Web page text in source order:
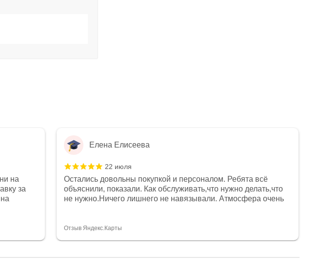
на
за
Елена Елисеева
22 июля
Остались довольны покупкой и персоналом. Ребята всё
объяснили, показали. Как обслуживать,что нужно делать,что
не нужно.Ничего лишнего не навязывали. Атмосфера очень
огромное спасибо Дмитрию, за клиентоориентированность и
Отзыв Яндекс.Карты